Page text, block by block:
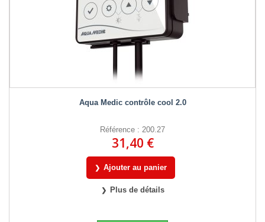
Aqua Medic contrôle cool 2.0
Référence : 200.27
31,40 €
Ajouter au panier
Plus de détails